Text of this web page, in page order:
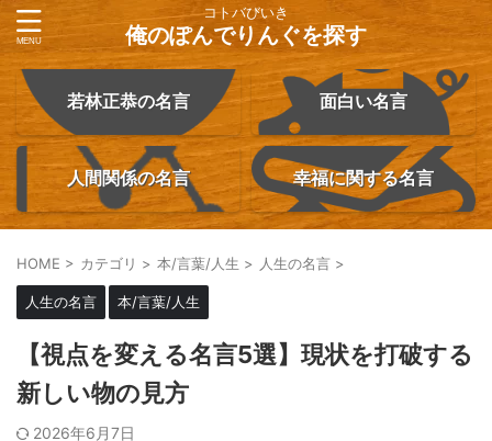
コトバびいき
俺のぽんでりんぐを探す
若林正恭の名言 面白い名言
人間関係の名言 幸福に関する名言
HOME > カテゴリ > 本/言葉/人生 > 人生の名言 >
人生の名言 本/言葉/人生
【視点を変える名言5選】現状を打破する
新しい物の見方
2026年6月7日